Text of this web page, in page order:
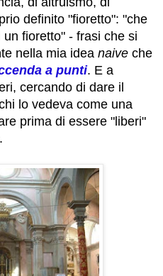
definito "fioretto": "che
fioretto" - frasi che si
nella mia idea naive che
a punti. E a
cercando di dare il
lo vedeva come una
prima di essere "liberi"